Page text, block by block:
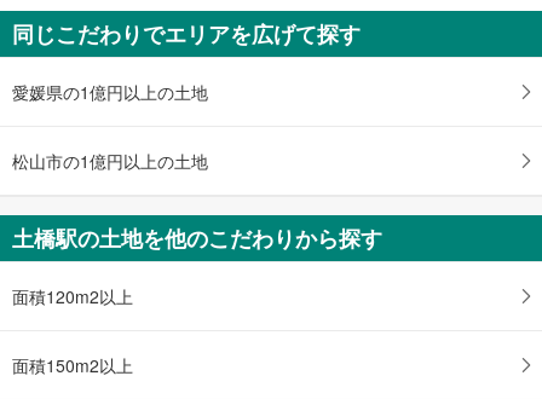
知
を
け
・
件
を
イ
ー
同じこだわりでエリアを広げて探す
愛媛県の1億円以上の土地
松山市の1億円以上の土地
土橋駅の土地を他のこだわりから探す
面積120m2以上
面積150m2以上